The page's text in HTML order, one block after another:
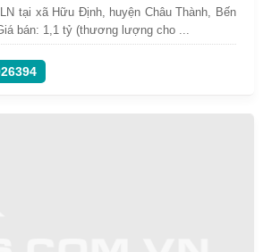
tại xã Hữu Định, huyện Châu Thành, Bến
bán: 1,1 tỷ (thương lượng cho ...